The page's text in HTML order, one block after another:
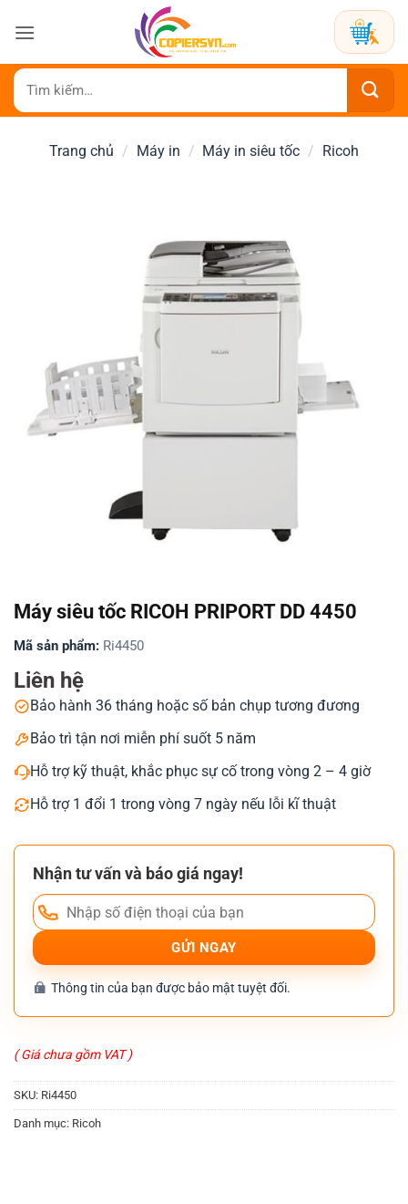
qua
dung
Tìm
kiếm:
Trang chủ / Máy in / Máy in siêu tốc / Ricoh
Máy siêu tốc RICOH PRIPORT DD 4450
Mã sản phẩm: Ri4450
Liên hệ
Bảo hành 36 tháng hoặc số bản chụp tương đương
Bảo trì tận nơi miễn phí suốt 5 năm
Hỗ trợ kỹ thuật, khắc phục sự cố trong vòng 2 – 4 giờ
Hỗ trợ 1 đổi 1 trong vòng 7 ngày nếu lỗi kĩ thuật
Nhận tư vấn và báo giá ngay!
Thông tin của bạn được bảo mật tuyệt đối.
( Giá chưa gồm VAT )
SKU: Ri4450
Danh mục: Ricoh